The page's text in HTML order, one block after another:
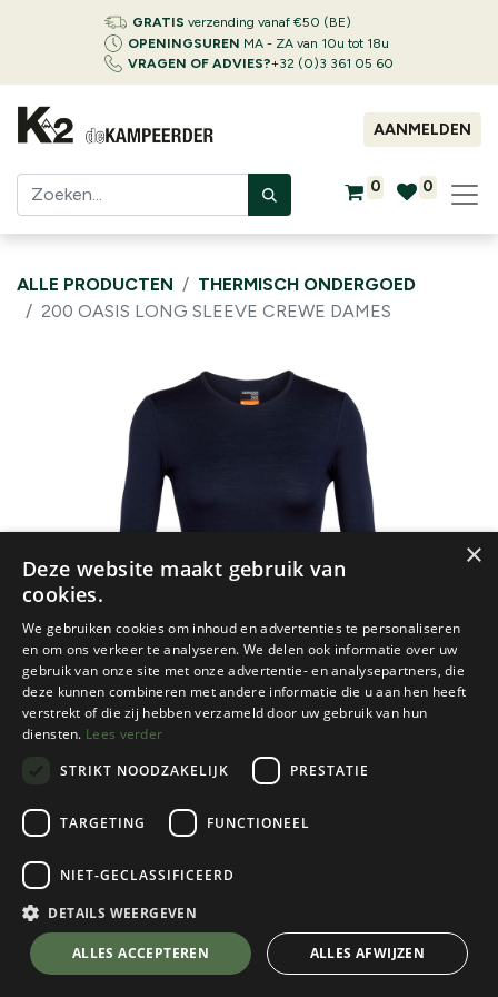
GRATIS verzending vanaf €50 (BE)
OPENINGSUREN MA - ZA van 10u tot 18u
VRAGEN OF ADVIES?+32 (0)3 361 05 60
AANMELDEN
0 0
ALLE PRODUCTEN
THERMISCH ONDERGOED
200 OASIS LONG SLEEVE CREWE DAMES
Icebreaker
200 Oasis Long Sleeve Crewe Dames
Midnight Navy II
Kies een maat
💬 Stel je vraag over dit product via WhatsApp
×
Deze website maakt gebruik van
cookies.
We gebruiken cookies om inhoud en advertenties te personaliseren
en om ons verkeer te analyseren. We delen ook informatie over uw
gebruik van onze site met onze advertentie- en analysepartners, die
deze kunnen combineren met andere informatie die u aan hen heeft
verstrekt of die zij hebben verzameld door uw gebruik van hun
diensten. Lees verder
STRIKT NOODZAKELIJK
PRESTATIE
TARGETING FUNCTIONEEL
NIET-GECLASSIFICEERD
DETAILS WEERGEVEN
ALLES ACCEPTEREN ALLES AFWIJZEN